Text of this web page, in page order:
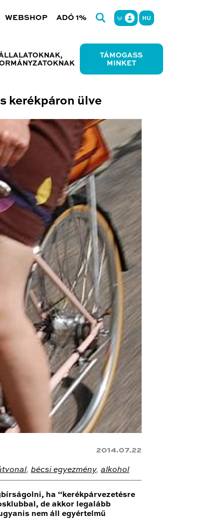
WEBSHOP ADÓ 1% HU
TÁMOGASS
MINKET
kerékpáron ülve
2014.07.22
, bécsi egyezmény, alkohol
ha “kerékpárvezetésre
de akkor legalább
nem áll egyértelmű